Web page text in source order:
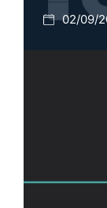
02/09/